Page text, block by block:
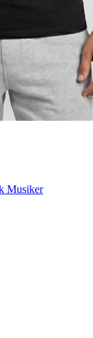
Musiker